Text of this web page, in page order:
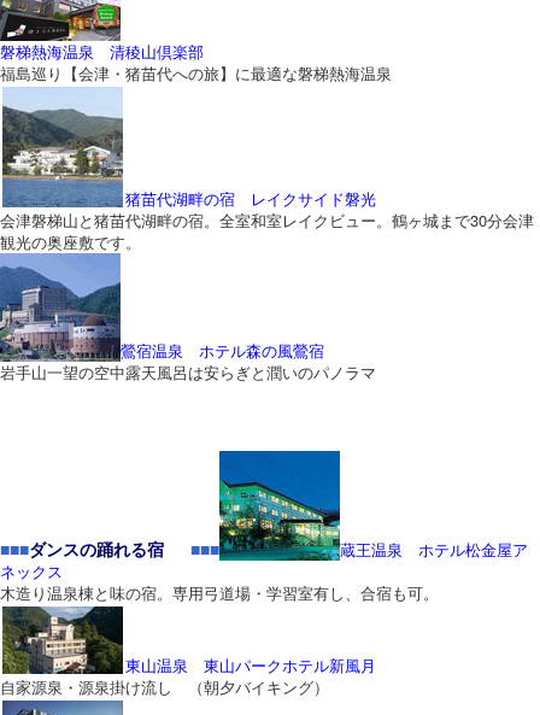
磐梯熱海温泉 清稜山倶楽部
福島巡り【会津・猪苗代への旅】に最適な磐梯熱海温泉
猪苗代湖畔の宿 レイクサイド磐光
会津磐梯山と猪苗代湖畔の宿。全室和室レイクビュー。鶴ヶ城まで30分会津
観光の奥座敷です。
鶯宿温泉 ホテル森の風鶯宿
岩手山一望の空中露天風呂は安らぎと潤いのパノラマ
■■■ダンスの踊れる宿 ■■■
蔵王温泉 ホテル松金屋ア
ネックス
木造り温泉棟と味の宿。専用弓道場・学習室有し、合宿も可。
東山温泉 東山パークホテル新風月
自家源泉・源泉掛け流し （朝夕バイキング）